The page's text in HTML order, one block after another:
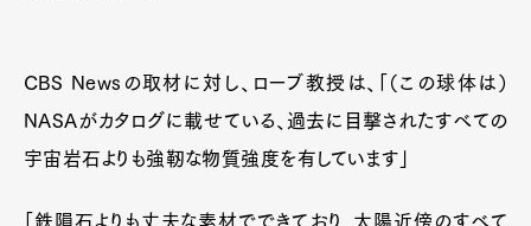
CBS Newsの取材に対し、ローブ教授は、「（この球体は）
NASAがカタログに載せている、過去に目撃されたすべての
宇宙岩石よりも強靭な物質強度を有しています」
「鉄隕石よりも丈夫な素材でできており、太陽近傍のすべて